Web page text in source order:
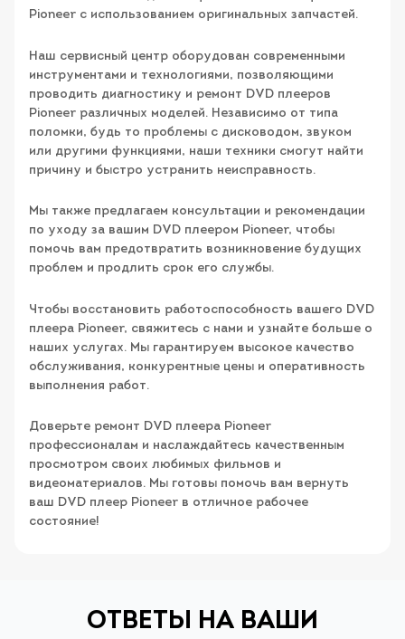
Pioneer с использованием оригинальных запчастей.
Наш сервисный центр оборудован современными
инструментами и технологиями, позволяющими
проводить диагностику и ремонт DVD плееров
Pioneer различных моделей. Независимо от типа
поломки, будь то проблемы с дисководом, звуком
или другими функциями, наши техники смогут найти
причину и быстро устранить неисправность.
Мы также предлагаем консультации и рекомендации
по уходу за вашим DVD плеером Pioneer, чтобы
помочь вам предотвратить возникновение будущих
проблем и продлить срок его службы.
Чтобы восстановить работоспособность вашего DVD
плеера Pioneer, свяжитесь с нами и узнайте больше о
наших услугах. Мы гарантируем высокое качество
обслуживания, конкурентные цены и оперативность
выполнения работ.
Доверьте ремонт DVD плеера Pioneer
профессионалам и наслаждайтесь качественным
просмотром своих любимых фильмов и
видеоматериалов. Мы готовы помочь вам вернуть
ваш DVD плеер Pioneer в отличное рабочее
состояние!
ОТВЕТЫ НА ВАШИ